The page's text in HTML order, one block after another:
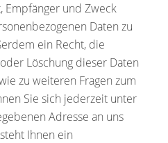
und Zweck
Daten zu
ein Recht, die
Löschung dieser Daten
zu weiteren Fragen zum
Sie sich jederzeit unter
Adresse an uns
Ihnen ein